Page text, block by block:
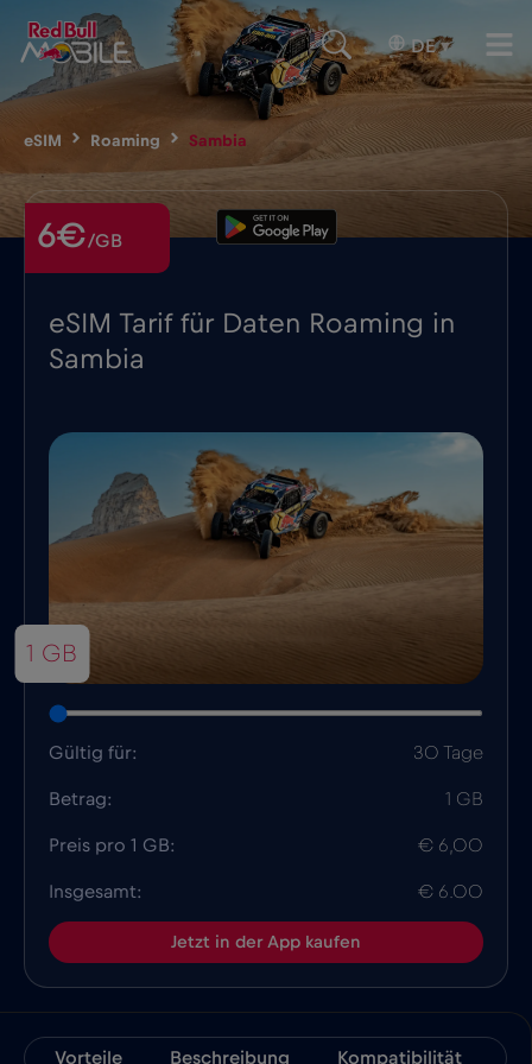
DE ▾
eSIM Roaming Sambia
eSIM Tarif für Daten Roaming in
Sambia
6€/GB
1 GB
Gültig für: 30 Tage
Betrag: 1 GB
Preis pro 1 GB: € 6,00
Insgesamt: € 6.00
Jetzt in der App kaufen
Vorteile Beschreibung Kompatibilität